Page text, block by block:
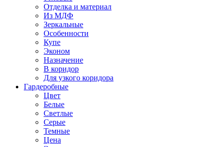
Отделка и материал
Из МДФ
Зеркальные
Особенности
Купе
Эконом
Назначение
В коридор
Для узкого коридора
Гардеробные
Цвет
Белые
Светлые
Серые
Темные
Цена